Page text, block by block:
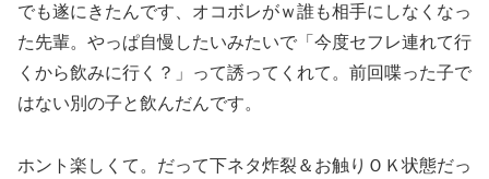
でも遂にきたんです、オコボレがｗ誰も相手にしなくなっ
た先輩。やっぱ自慢したいみたいで「今度セフレ連れて行
くから飲みに行く？」って誘ってくれて。前回喋った子で
はない別の子と飲んだんです。
ホント楽しくて。だって下ネタ炸裂＆お触りＯＫ状態だっ